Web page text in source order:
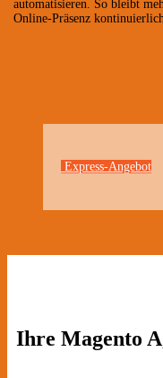
automatisieren. So bleibt
Online-Präsenz
Express-Angebot
Ihre Magento